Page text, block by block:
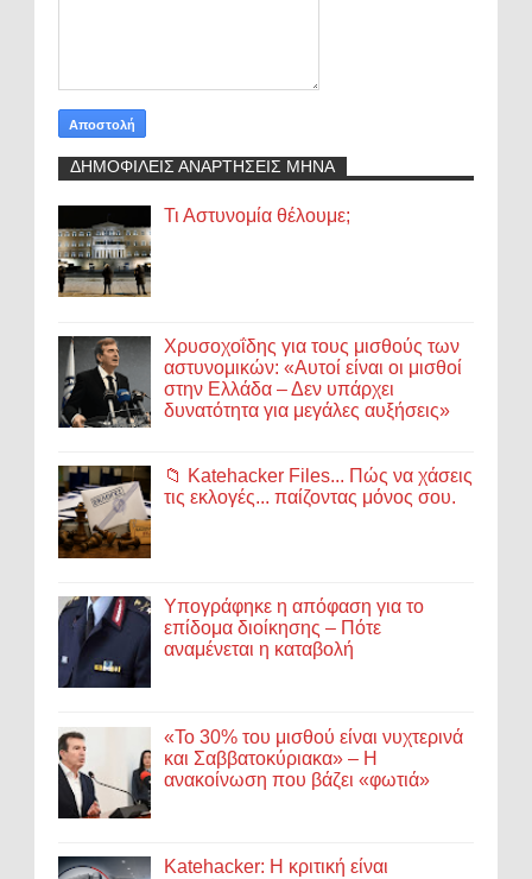
ΔΗΜΟΦΙΛΕΙΣ ΑΝΑΡΤΗΣΕΙΣ ΜΗΝΑ
Τι Αστυνομία θέλουμε;
Χρυσοχοΐδης για τους μισθούς των
αστυνομικών: «Αυτοί είναι οι μισθοί
στην Ελλάδα – Δεν υπάρχει
δυνατότητα για μεγάλες αυξήσεις»
📁 Katehacker Files... Πώς να χάσεις
τις εκλογές... παίζοντας μόνος σου.
Υπογράφηκε η απόφαση για το
επίδομα διοίκησης – Πότε
αναμένεται η καταβολή
«Το 30% του μισθού είναι νυχτερινά
και Σαββατοκύριακα» – Η
ανακοίνωση που βάζει «φωτιά»
Katehacker: Η κριτική είναι